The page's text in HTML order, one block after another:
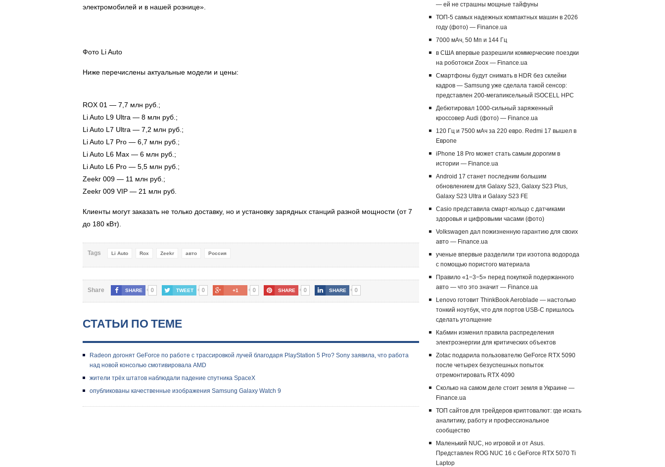
электромобилей и в нашей рознице».
Фото Li Auto
Ниже перечислены актуальные модели и цены:
ROX 01 — 7,7 млн руб.;
Li Auto L9 Ultra — 8 млн руб.;
Li Auto L7 Ultra — 7,2 млн руб.;
Li Auto L7 Pro — 6,7 млн руб.;
Li Auto L6 Max — 6 млн руб.;
Li Auto L6 Pro — 5,5 млн руб.;
Zeekr 009 — 11 млн руб.;
Zeekr 009 VIP — 21 млн руб.
Клиенты могут заказать не только доставку, но и установку зарядных станций разной мощности (от 7
до 180 кВт).
Tags Li Auto Rox Zeekr авто Россия
Share SHARE 0 TWEET 0 +1 0 SHARE 0 SHARE 0
СТАТЬИ ПО ТЕМЕ
Radeon догонят GeForce по работе с трассировкой лучей благодаря PlayStation 5 Pro? Sony заявила, что работа
над новой консолью смотивировала AMD
жители трёх штатов наблюдали падение спутника SpaceX
опубликованы качественные изображения Samsung Galaxy Watch 9
— ей не страшны мощные тайфуны
ТОП-5 самых надежных компактных машин в 2026
году (фото) — Finance.ua
7000 мАч, 50 Мп и 144 Гц
в США впервые разрешили коммерческие поездки
на роботокси Zoox — Finance.ua
Смартфоны будут снимать в HDR без склейки
кадров — Samsung уже сделала такой сенсор:
представлен 200-мегапиксельный ISOCELL HPC
Дебютировал 1000-сильный заряженный
кроссовер Audi (фото) — Finance.ua
120 Гц и 7500 мАч за 220 евро. Redmi 17 вышел в
Европе
iPhone 18 Pro может стать самым дорогим в
истории — Finance.ua
Android 17 станет последним большим
обновлением для Galaxy S23, Galaxy S23 Plus,
Galaxy S23 Ultra и Galaxy S23 FE
Casio представила смарт-кольцо с датчиками
здоровья и цифровыми часами (фото)
Volkswagen дал пожизненную гарантию для своих
авто — Finance.ua
ученые впервые разделили три изотопа водорода
с помощью пористого материала
Правило «1−3−5» перед покупкой подержанного
авто — что это значит — Finance.ua
Lenovo готовит ThinkBook Aeroblade — настолько
тонкий ноутбук, что для портов USB-C пришлось
сделать утолщение
Кабмин изменил правила распределения
электроэнергии для критических объектов
Zotac подарила пользователю GeForce RTX 5090
после четырех безуспешных попыток
отремонтировать RTX 4090
Сколько на самом деле стоит земля в Украине —
Finance.ua
ТОП сайтов для трейдеров криптовалют: где искать
аналитику, работу и профессиональное
сообщество
Маленький NUC, но игровой и от Asus.
Представлен ROG NUC 16 с GeForce RTX 5070 Ti
Laptop